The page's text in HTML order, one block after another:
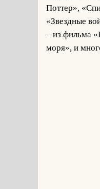
Поттер»,
«Звездные
– из фильма
моря», и